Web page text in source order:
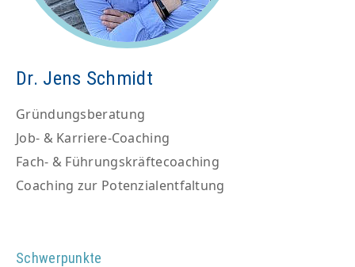
Dr. Jens Schmidt
Gründungsberatung
Job- & Karriere-Coaching
Fach- & Führungskräftecoaching
Coaching zur Potenzialentfaltung
Schwerpunkte